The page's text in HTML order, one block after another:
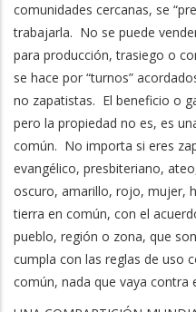
comunidades cercanas, se
trabajarla. No se puede
para producción, trasiego o
se hace por “turnos”
no zapatistas. El beneficio o
pero la propiedad no es, es
común. No importa si eres
evangélico, presbiteriano,
oscuro, amarillo, rojo, mujer,
tierra en común, con el
pueblo, región o zona, que
cumpla con las reglas de uso
común, nada que vaya contra